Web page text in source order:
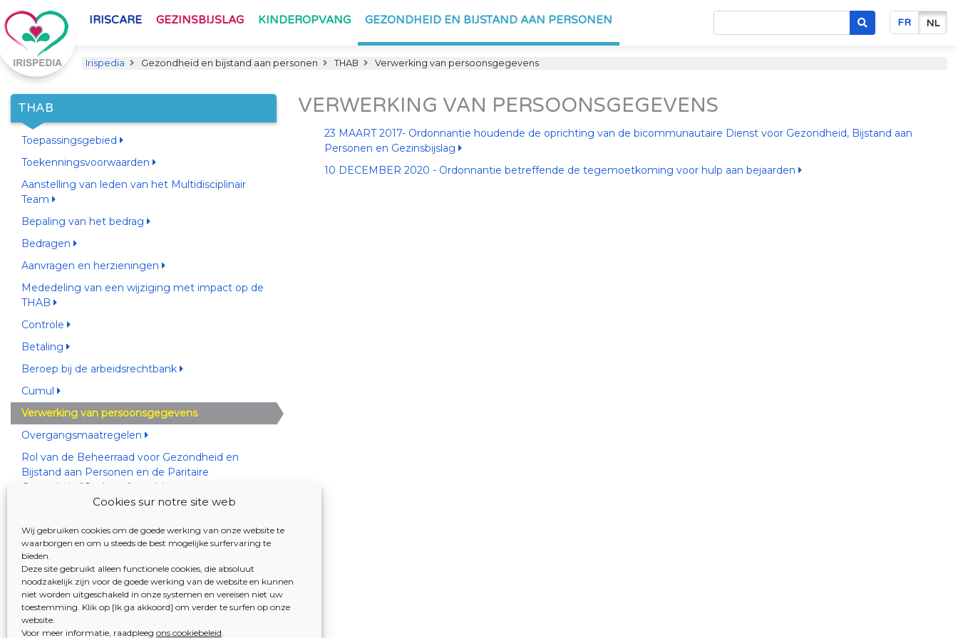
Cookies sur notre site web
Wij gebruiken cookies om de goede werking van onze website te
waarborgen en om u steeds de best mogelijke surfervaring te
bieden.
Deze site gebruikt alleen functionele cookies, die absoluut
noodzakelijk zijn voor de goede werking van de website en kunnen
niet worden uitgeschakeld in onze systemen en vereisen niet uw
toestemming. Klik op [Ik ga akkoord] om verder te surfen op onze
website.
Voor meer informatie, raadpleeg ons cookiebeleid.
IRISCARE GEZINSBIJSLAG KINDEROPVANG GEZONDHEID EN BIJSTAND AAN PERSONEN FR NL
Irispedia Gezondheid en bijstand aan personen THAB Verwerking van persoonsgegevens
THAB
Toepassingsgebied
Toekenningsvoorwaarden
Aanstelling van leden van het Multidisciplinair
Team
Bepaling van het bedrag
Bedragen
Aanvragen en herzieningen
Mededeling van een wijziging met impact op de
THAB
Controle
Betaling
Beroep bij de arbeidsrechtbank
Cumul
Verwerking van persoonsgegevens
Overgangsmaatregelen
Rol van de Beheerraad voor Gezondheid en
Bijstand aan Personen en de Paritaire
Commissie "Ouderen" van Iriscare
Rol van de Brusselse verzekeringsinstellingen en
VERWERKING VAN PERSOONSGEGEVENS
23 MAART 2017- Ordonnantie houdende de oprichting van de bicommunautaire Dienst voor Gezondheid, Bijstand aan
Personen en Gezinsbijslag
10 DECEMBER 2020 - Ordonnantie betreffende de tegemoetkoming voor hulp aan bejaarden